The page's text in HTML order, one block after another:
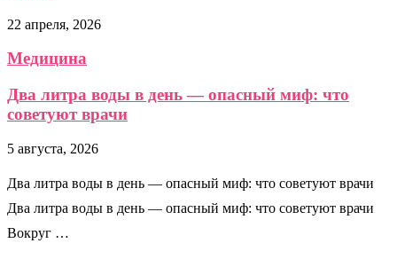
22 апреля, 2026
Медицина
Два литра воды в день — опасный миф: что
советуют врачи
5 августа, 2026
Два литра воды в день — опасный миф: что советуют врачи
Два литра воды в день — опасный миф: что советуют врачи
Вокруг …